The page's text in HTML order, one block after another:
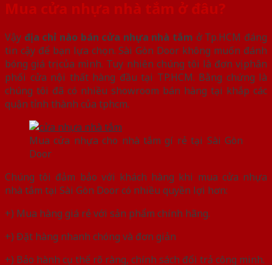
Mua cửa nhựa nhà tắm ở đâu?
Vậy địa chỉ nào bán cửa nhựa nhà tắm ở Tp.HCM đáng
tin cậy để bạn lựa chọn. Sài Gòn Door không muốn đánh
bóng giá trị của mình. Tuy nhiên chúng tôi là đơn vị phân
phối cửa nội thất hàng đầu tại TP.HCM. Bằng chứng là
chúng tôi đã có nhiều showroom bán hàng tại khắp các
quận tỉnh thành của tphcm.
Mua cửa nhựa cho nhà tắm gí rẻ tại Sài Gòn
Door
Chúng tôi đảm bảo với khách hàng khi mua cửa nhựa
nhà tắm tại Sài Gòn Door có nhiều quyền lợi hơn:
+) Mua hàng giá rẻ với sản phẩm chính hãng.
+) Đặt hàng nhanh chóng và đơn giản
+) Bảo hành cụ thể rõ ràng, chính sách đổi trả công minh.